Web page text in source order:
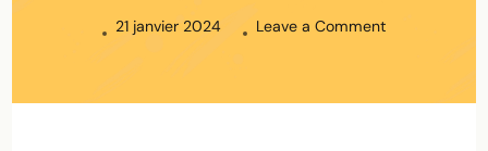
21 janvier 2024 Leave a Commenton